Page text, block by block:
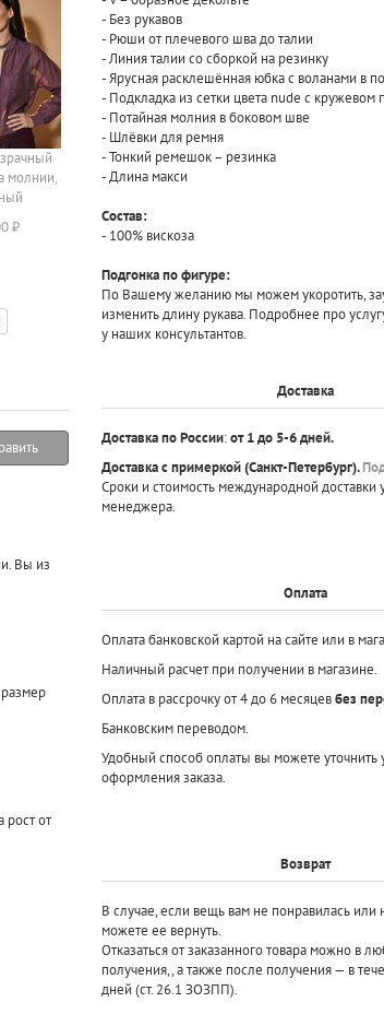
молнии,
₽
Вы из
рост от
- Без рукавов
- Рюши от плечевого шва до талии
- Линия талии со сборкой на резинку
- Ярусная расклешённая юбка с воланами в
- Подкладка из сетки цвета nude с кружевом
- Потайная молния в боковом шве
- Шлёвки для ремня
- Тонкий ремешок – резинка
- Длина макси
Состав:
- 100% вискоза
Подгонка по фигуре:
По Вашему желанию мы можем укоротить,
изменить длину рукава. Подробнее про
у наших консультантов.
Доставка
Доставка по России:от 1 до 5-6 дней.
Доставка с примеркой(Санкт-Петербург).
Сроки и стоимость международной доставки
менеджера.
Оплата
Оплата банковской картой на сайте или в
Наличный расчет при получении в магазине.
Оплата в рассрочку от 4 до 6 месяцевбез
Банковским переводом.
Удобный способ оплаты вы можете
оформления заказа.
Возврат
В случае, если вещь вам не понравилась
можете ее вернуть.
Отказаться от заказанного товара можно в
получения,, а также после получения — в
дней (ст. 26.1 ЗОЗПП).